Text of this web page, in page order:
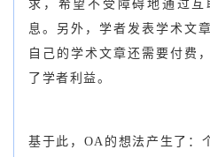
求，希望不受障碍地通过
息。另外，学者发表学术文
自己的学术文章还需要付费
了学者利益。
基于此，OA的想法产生了：